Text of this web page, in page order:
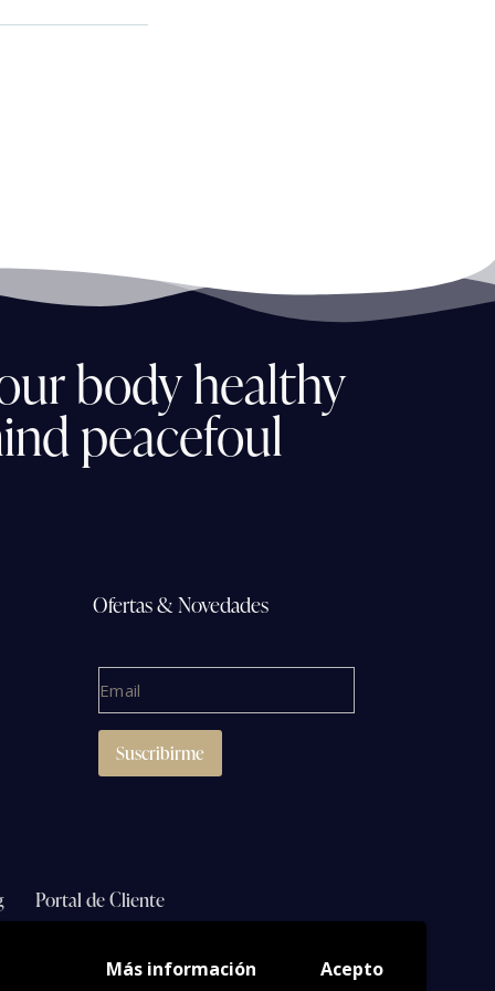
Más información Acepto
bodyhealthy
peacefoul
Ofertas & Novedades
Portal de Cliente